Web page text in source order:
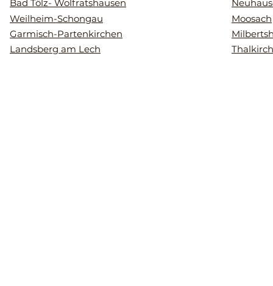
Bad Tölz- Wolfratshausen
Weilheim-Schongau
Garmisch-Partenkirchen
Landsberg am Lech
Moosach